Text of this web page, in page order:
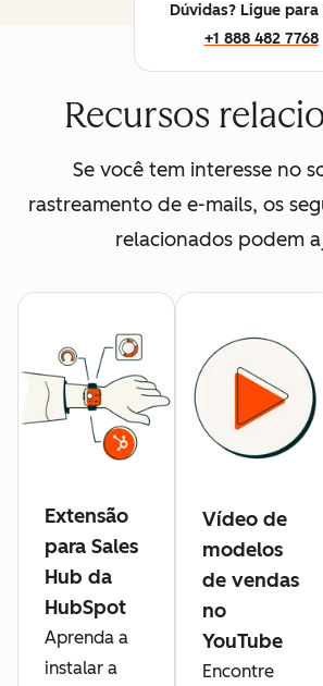
Dúvidas? Ligue para
+1 888 482 7768
Recursos
Se você tem interesse no
rastreamento de e-mails, os
relacionados podem
Extensão
para Sales
Hub da
HubSpot
Aprenda a
instalar a
Vídeo de
modelos
de vendas
no
YouTube
Encontre